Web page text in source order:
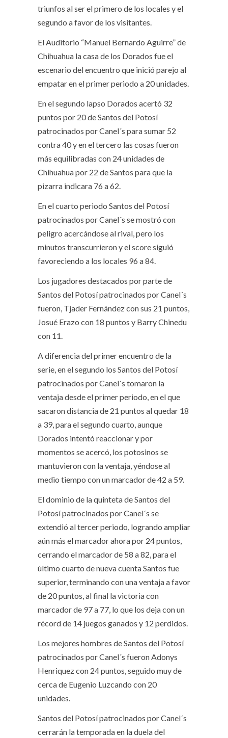
triunfos al ser el primero de los locales y el
segundo a favor de los visitantes.
El Auditorio “Manuel Bernardo Aguirre” de
Chihuahua la casa de los Dorados fue el
escenario del encuentro que inició parejo al
empatar en el primer periodo a 20 unidades.
En el segundo lapso Dorados acertó 32
puntos por 20 de Santos del Potosí
patrocinados por Canel´s para sumar 52
contra 40 y en el tercero las cosas fueron
más equilibradas con 24 unidades de
Chihuahua por 22 de Santos para que la
pizarra indicara 76 a 62.
En el cuarto periodo Santos del Potosí
patrocinados por Canel´s se mostró con
peligro acercándose al rival, pero los
minutos transcurrieron y el score siguió
favoreciendo a los locales 96 a 84.
Los jugadores destacados por parte de
Santos del Potosí patrocinados por Canel´s
fueron, Tjader Fernández con sus 21 puntos,
Josué Erazo con 18 puntos y Barry Chinedu
con 11.
A diferencia del primer encuentro de la
serie, en el segundo los Santos del Potosí
patrocinados por Canel´s tomaron la
ventaja desde el primer periodo, en el que
sacaron distancia de 21 puntos al quedar 18
a 39, para el segundo cuarto, aunque
Dorados intentó reaccionar y por
momentos se acercó, los potosinos se
mantuvieron con la ventaja, yéndose al
medio tiempo con un marcador de 42 a 59.
El dominio de la quinteta de Santos del
Potosí patrocinados por Canel´s se
extendió al tercer periodo, logrando ampliar
aún más el marcador ahora por 24 puntos,
cerrando el marcador de 58 a 82, para el
último cuarto de nueva cuenta Santos fue
superior, terminando con una ventaja a favor
de 20 puntos, al final la victoria con
marcador de 97 a 77, lo que los deja con un
récord de 14 juegos ganados y 12 perdidos.
Los mejores hombres de Santos del Potosí
patrocinados por Canel´s fueron Adonys
Henriquez con 24 puntos, seguido muy de
cerca de Eugenio Luzcando con 20
unidades.
Santos del Potosí patrocinados por Canel´s
cerrarán la temporada en la duela del